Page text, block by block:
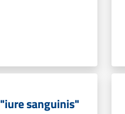
sanguinis"